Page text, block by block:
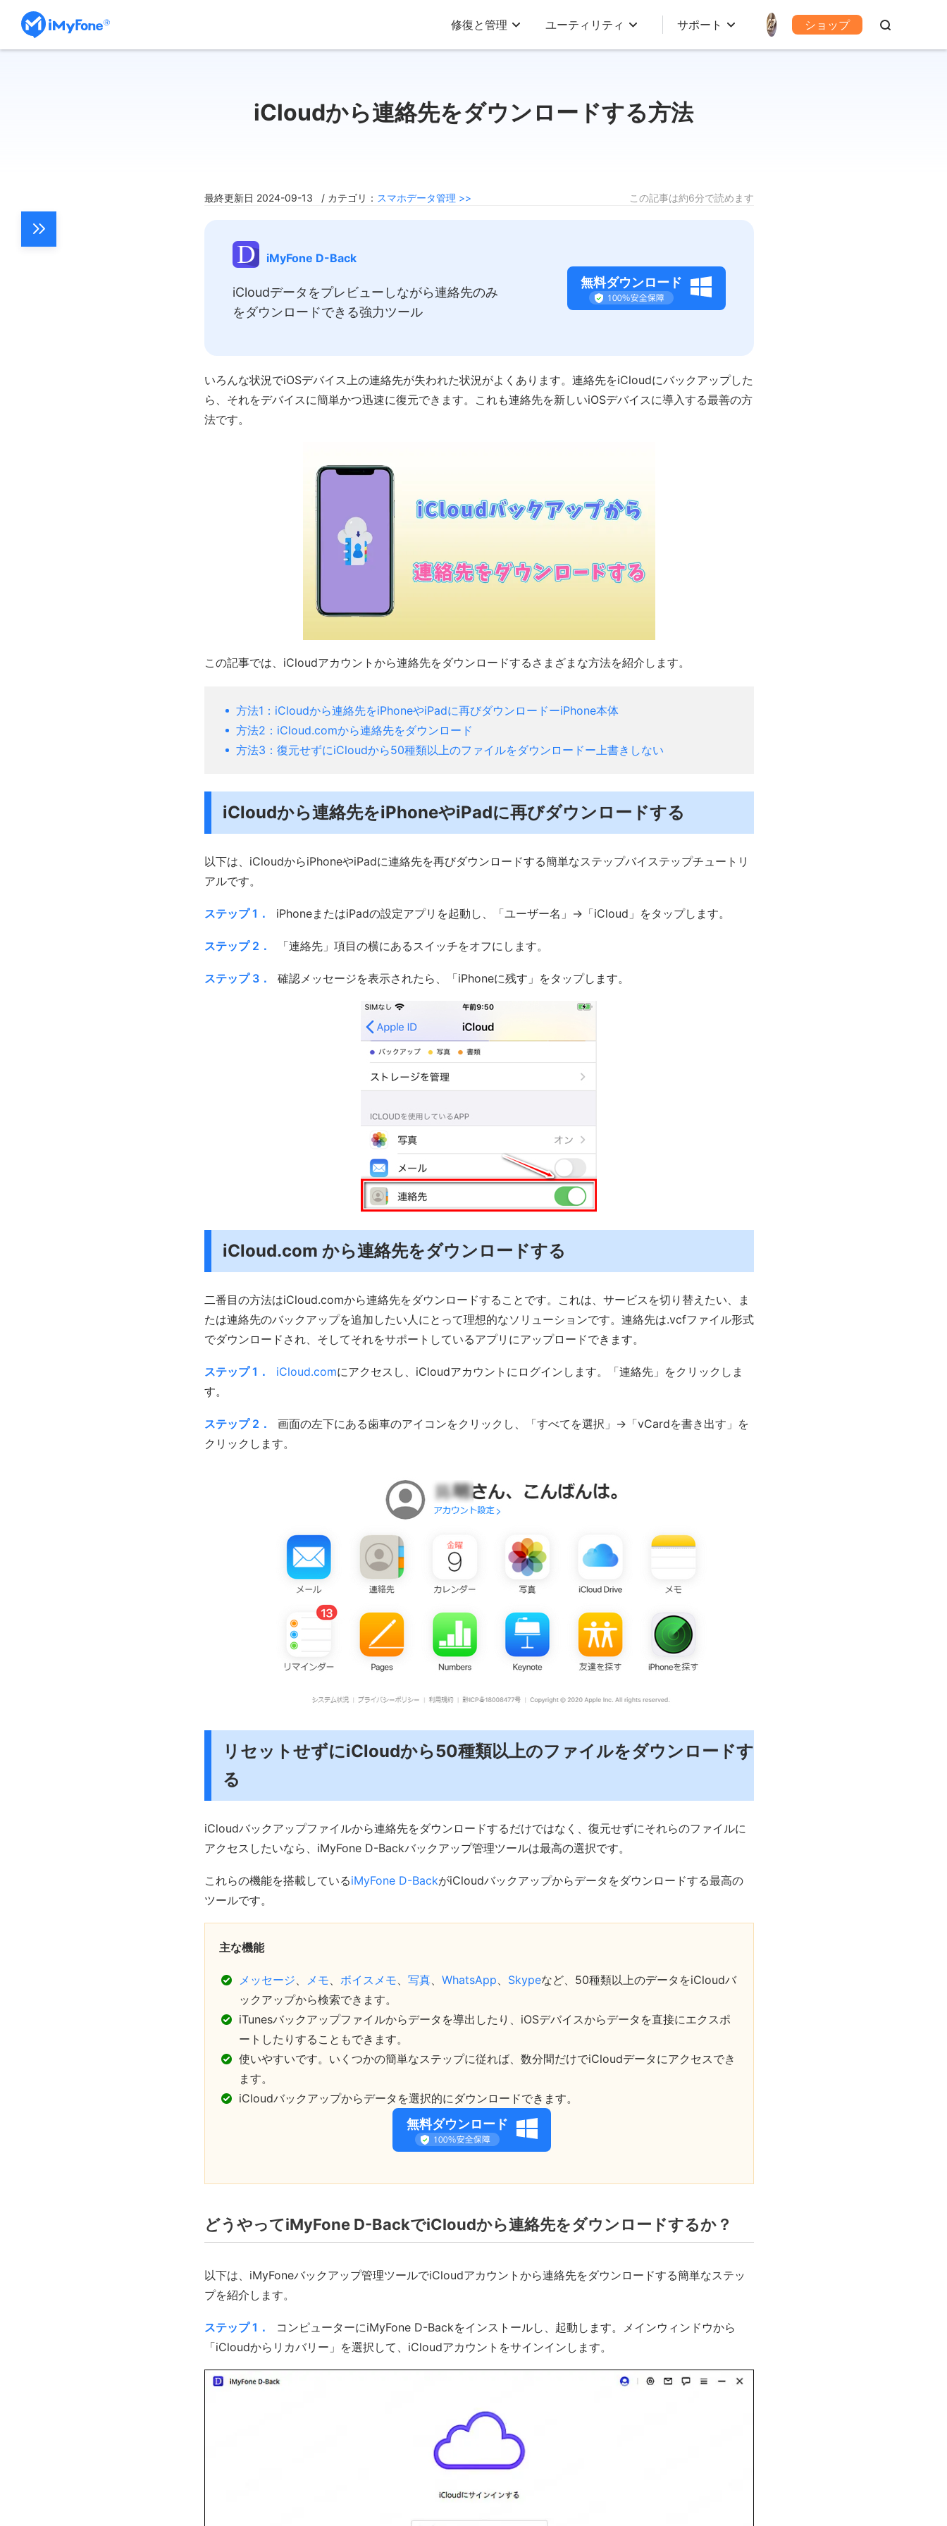
修復と管理 ユーティリティ サポート ショップ
iCloudから連絡先をダウンロードする方法
最終更新日 2024-09-13 / カテゴリ： スマホデータ管理 >> この記事は約6分で読めます
iMyFone D-Back
iCloudデータをプレビューしながら連絡先のみ
をダウンロードできる強力ツール
無料ダウンロード
いろんな状況でiOSデバイス上の連絡先が失われた状況がよくあります。連絡先をiCloudにバックアップした
ら、それをデバイスに簡単かつ迅速に復元できます。これも連絡先を新しいiOSデバイスに導入する最善の方
法です。
この記事では、iCloudアカウントから連絡先をダウンロードするさまざまな方法を紹介します。
方法1：iCloudから連絡先をiPhoneやiPadに再びダウンロードーiPhone本体
方法2：iCloud.comから連絡先をダウンロード
方法3：復元せずにiCloudから50種類以上のファイルをダウンロードー上書きしない
iCloudから連絡先をiPhoneやiPadに再びダウンロードする
以下は、iCloudからiPhoneやiPadに連絡先を再びダウンロードする簡単なステップバイステップチュートリ
アルです。
ステップ 1． iPhoneまたはiPadの設定アプリを起動し、「ユーザー名」→「iCloud」をタップします。
ステップ 2． 「連絡先」項目の横にあるスイッチをオフにします。
ステップ 3． 確認メッセージを表示されたら、「iPhoneに残す」をタップします。
iCloud.com から連絡先をダウンロードする
二番目の方法はiCloud.comから連絡先をダウンロードすることです。これは、サービスを切り替えたい、ま
たは連絡先のバックアップを追加したい人にとって理想的なソリューションです。連絡先は.vcfファイル形式
でダウンロードされ、そしてそれをサポートしているアプリにアップロードできます。
ステップ 1． iCloud.comにアクセスし、iCloudアカウントにログインします。「連絡先」をクリックしま
す。
ステップ 2．
画面の左下にある歯車のアイコンをクリックし、「すべてを選択」→「vCardを書き出す」を
クリックします。
リセットせずにiCloudから50種類以上のファイルをダウンロードす
る
iCloudバックアップファイルから連絡先をダウンロードするだけではなく、復元せずにそれらのファイルに
アクセスしたいなら、iMyFone D-Backバックアップ管理ツールは最高の選択です。
これらの機能を搭載しているiMyFone D-BackがiCloudバックアップからデータをダウンロードする最高の
ツールです。
主な機能
メッセージ、 メモ、 ボイスメモ、 写真、 WhatsApp、 Skypeなど、50種類以上のデータをiCloudバ
ックアップから検索できます。
iTunesバックアップファイルからデータを導出したり、iOSデバイスからデータを直接にエクスポ
ートしたりすることもできます。
使いやすいです。いくつかの簡単なステップに従れば、数分間だけでiCloudデータにアクセスでき
ます。
iCloudバックアップからデータを選択的にダウンロードできます。
無料ダウンロード
どうやってiMyFone D-BackでiCloudから連絡先をダウンロードするか？
以下は、iMyFoneバックアップ管理ツールでiCloudアカウントから連絡先をダウンロードする簡単なステッ
プを紹介します。
ステップ 1．
コンピューターにiMyFone D-Backをインストールし、起動します。メインウィンドウから
「iCloudからリカバリー」を選択して、iCloudアカウントをサインインします。